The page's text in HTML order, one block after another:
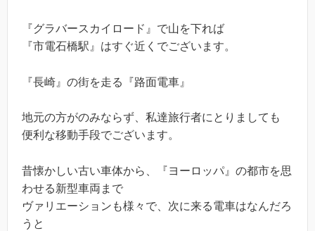
『グラバースカイロード』で山を下れば
『市電石橋駅』はすぐ近くでございます。
『長崎』の街を走る『路面電車』
地元の方がのみならず、私達旅行者にとりましても
便利な移動手段でございます。
昔懐かしい古い車体から、『ヨーロッパ』の都市を思
わせる新型車両まで
ヴァリエーションも様々で、次に来る電車はなんだろ
うと